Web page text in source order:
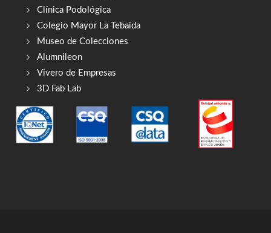
Clínica Podológica
Colegio Mayor La Tebaida
Museo de Colecciones
Alumnileon
Vivero de Empresas
3D Fab Lab